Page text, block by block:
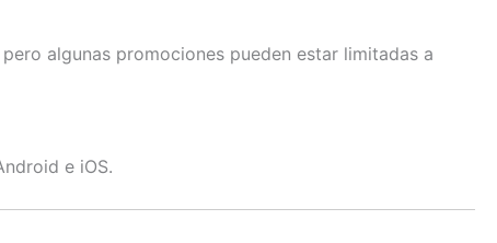
algunas promociones pueden estar limitadas a
e iOS.